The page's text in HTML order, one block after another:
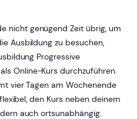
nicht genügend Zeit übrig, um
Ausbildung zu besuchen,
Progressive
Online-Kurs durchzuführen.
vier Tagen am Wochenende
den Kurs neben deinem
auch ortsunabhängig.